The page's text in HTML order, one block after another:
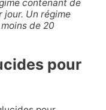
contenant de
jour. Un régime
de 20
pour